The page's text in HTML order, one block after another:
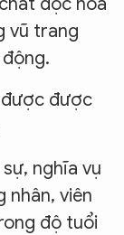
vũ trang
được
nghĩa vụ
nhân, viên
độ tuổi